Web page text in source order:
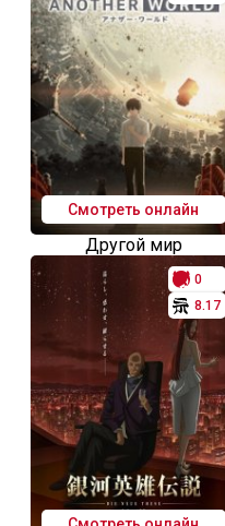
Смотреть онлайн
Другой мир
0
8.17